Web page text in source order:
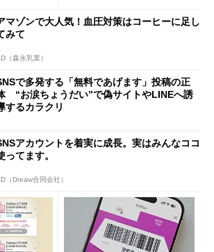
マゾンで大人気！血圧対策はコーヒーに足し
みて
（森永乳業）
で多発する「無料であげます」投稿の正
“お涙ちょうだい”で偽サイトやLINEへ誘
するカラクリ
アカウントを着実に成長。実はみんなココ
ってます。
（Dreaw合同会社）